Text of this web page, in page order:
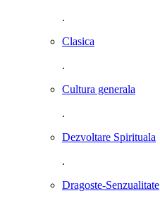
.
Clasica
.
Cultura generala
.
Dezvoltare Spirituala
.
Dragoste-Senzualitate